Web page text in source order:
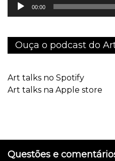
00:00
Ouça o podcast do
Art talks no Spotify
Art talks na Apple store
Questões e